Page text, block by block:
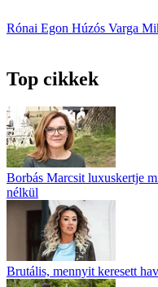
Rónai Egon Húzós Varga
Top cikkek
Borbás Marcsit luxuskertje
nélkül
Brutális, mennyit keresett